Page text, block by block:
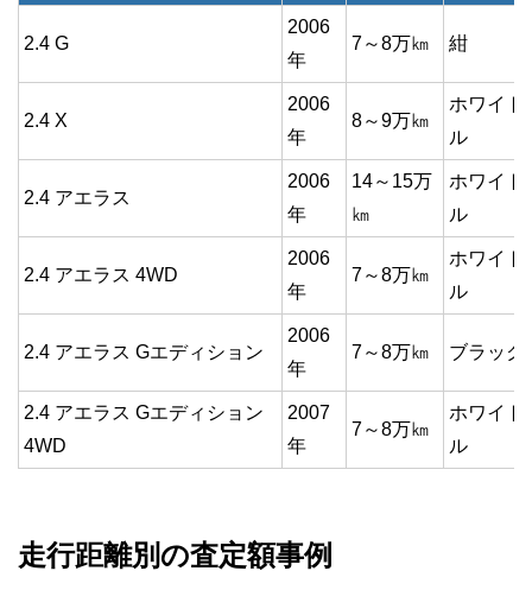
2.4 G
2006
年
7～8万㎞ 紺
2.4 X
2006
年
8～9万㎞
ホワイト
ル
2.4 アエラス
2006
年
14～15万
㎞
ホワイト
ル
2.4 アエラス 4WD
2006
年
7～8万㎞
ホワイト
ル
2.4 アエラス Gエディション
2006
年
7～8万㎞ ブラック
2.4 アエラス Gエディション
4WD
2007
年
7～8万㎞
ホワイト
ル
走行距離別の査定額事例